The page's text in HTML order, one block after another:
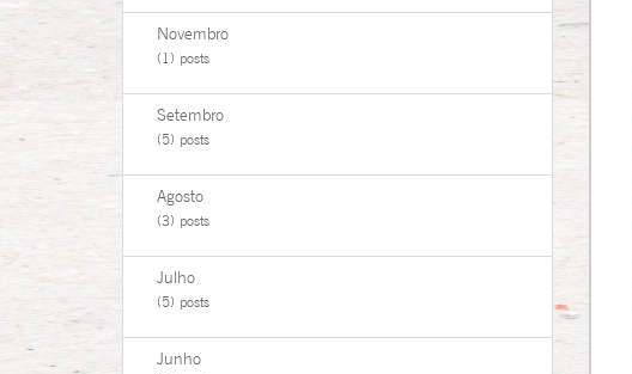
Novembro
(1) posts
Setembro
(5) posts
Agosto
(3) posts
Julho
(5) posts
Junho